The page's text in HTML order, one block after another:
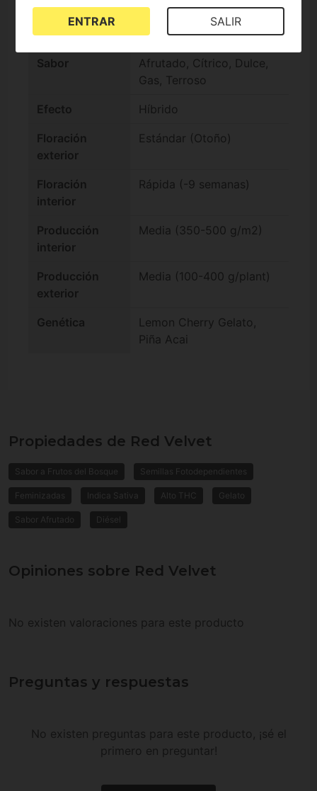
Genotipo
Índica/Sátiva
Sabor
Afrutado, Cítrico, Dulce,
Gas, Terroso
Efecto Híbrido
Floración
exterior
Estándar (Otoño)
Floración
interior
Rápida (-9 semanas)
Producción
interior
Media (350-500 g/m2)
Producción
exterior
Media (100-400 g/plant)
Genética
Lemon Cherry Gelato,
Piña Acai
Propiedades de Red Velvet
Sabor a Frutos del Bosque Semillas Fotodependientes
Feminizadas Indica Sativa Alto THC Gelato
Sabor Afrutado Diésel
Opiniones sobre Red Velvet
No existen valoraciones para este producto
Preguntas y respuestas
No existen preguntas para este producto, ¡sé el
primero en preguntar!
ENTRAR SALIR